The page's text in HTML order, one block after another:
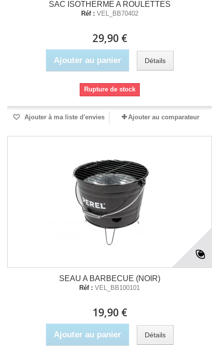
SAC ISOTHERME A ROULETTES
Réf : VEL_BB70402
29,90 €
Ajouter au panier Détails
Rupture de stock
Ajouter à ma liste d'envies Ajouter au comparateur
SEAU A BARBECUE (NOIR)
Réf : VEL_BB100101
19,90 €
Ajouter au panier Détails